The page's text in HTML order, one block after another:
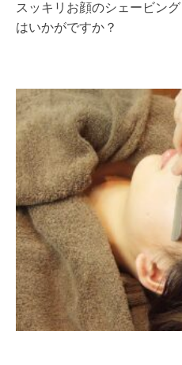
スッキリお顔のシェービン
はいかがですか？